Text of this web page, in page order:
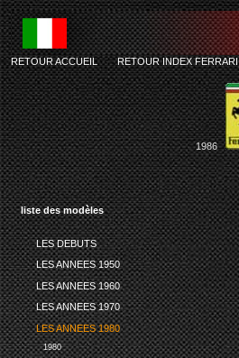
liste des modèles
LES DEBUTS
LES ANNEES 1950
LES ANNEES 1960
LES ANNEES 1970
LES ANNEES 1980
1980
RETOUR ACCUEIL-RETOUR INDEX FERRARI
1986